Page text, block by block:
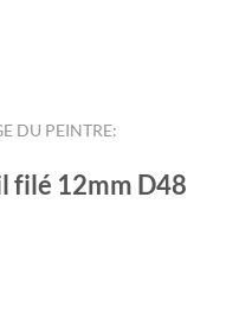
DU PEINTRE:
filé 12mm D48